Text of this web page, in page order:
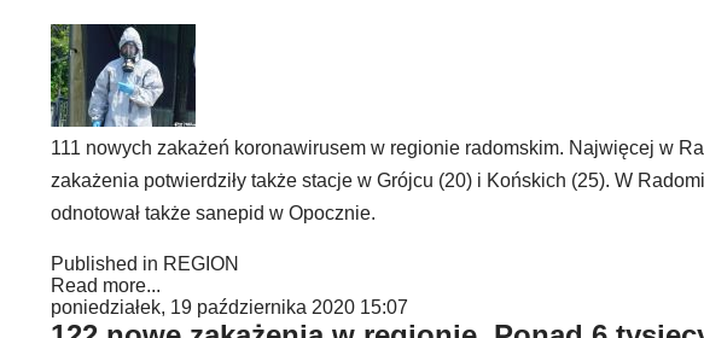
111 nowych zakażeń koronawirusem w regionie radomskim. Najwięcej w
zakażenia potwierdziły także stacje w Grójcu (20) i Końskich (25). W
odnotował także sanepid w Opocznie.
Published in REGION
Read more...
poniedziałek, 19 października 2020 15:07